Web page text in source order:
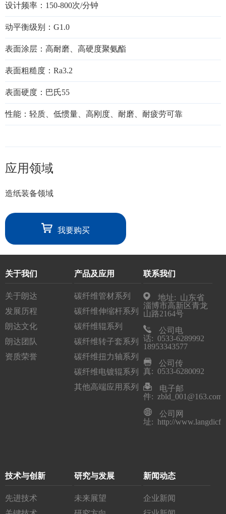
设计频率：150-800次/分钟
动平衡级别：G1.0
表面涂层：高耐磨、高硬度聚氨酯
表面粗糙度：Ra3.2
表面硬度：巴氏55
性能：轻质、低惯量、高刚度、耐磨、耐疲劳可靠
应用领域
造纸装备领域
我要购买
关于我们
关于朗达
发展历程
朗达文化
朗达团队
资质荣誉
产品及应用
碳纤维管材系列
碳纤维伸缩杆系列
碳纤维辊系列
碳纤维转子套系列
碳纤维扭力轴系列
碳纤维电镀辊系列
其他高端应用系列
联系我们
地址: 山东省
淄博市高新区青龙
山路2164号
公司电
话: 0533-6289992
18953343577
公司传
真: 0533-6280092
电子邮
件: zbld_001@163.com
公司网
址: http://
技术与创新
先进技术
研究与发展
未来展望
新闻动态
企业新闻